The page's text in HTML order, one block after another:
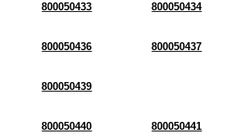
800050433 800050434
800050436 800050437
800050439
800050440 800050441